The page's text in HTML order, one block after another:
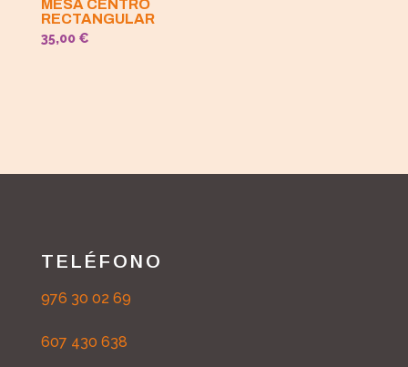
MESA CENTRO
RECTANGULAR
35,00 €
TELÉFONO
976 30 02 69
607 430 638